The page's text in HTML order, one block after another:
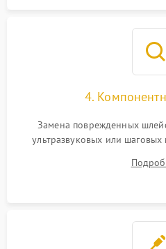
4.
Замена поврежденных
ультразвуковых или
геометрии направляющих при
неисправного блока